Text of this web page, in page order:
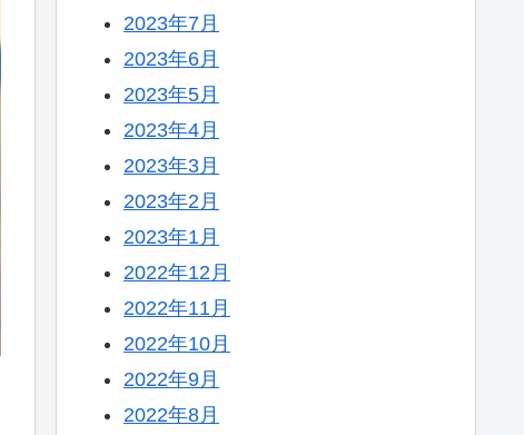
2023年7月
2023年6月
2023年5月
2023年4月
2023年3月
2023年2月
2023年1月
2022年12月
2022年11月
2022年10月
2022年9月
2022年8月